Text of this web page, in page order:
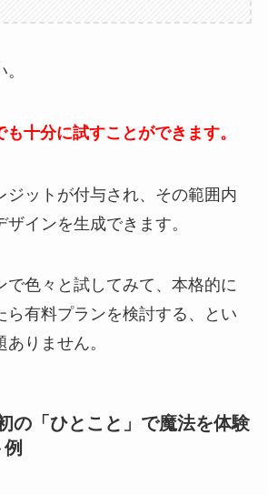
も十分に試すことができます。
ジットが付与され、その範囲内
インを生成できます。
で色々と試してみて、本格的に
ら有料プランを検討する、とい
りません。
の「ひとこと」で魔法を体験